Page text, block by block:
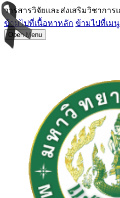
วารสารวิจัยและส่งเสริมวิชาการเ
ข้ามไปที่เนื้อหาหลัก ข้ามไปที่เม
Open Menu